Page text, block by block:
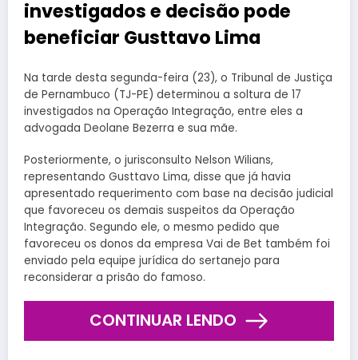
investigados e decisão pode
beneficiar Gusttavo Lima
Na tarde desta segunda-feira (23), o Tribunal de Justiça
de Pernambuco (TJ-PE) determinou a soltura de 17
investigados na Operação Integração, entre eles a
advogada Deolane Bezerra e sua mãe.
Posteriormente, o jurisconsulto Nelson Wilians,
representando Gusttavo Lima, disse que já havia
apresentado requerimento com base na decisão judicial
que favoreceu os demais suspeitos da Operação
Integração. Segundo ele, o mesmo pedido que
favoreceu os donos da empresa Vai de Bet também foi
enviado pela equipe jurídica do sertanejo para
reconsiderar a prisão do famoso.
CONTINUAR LENDO